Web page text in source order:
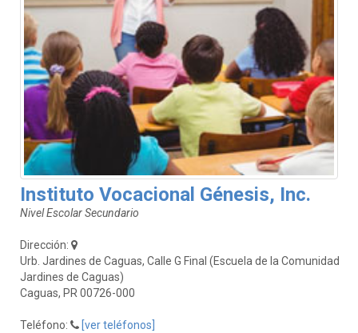
Instituto Vocacional Génesis, Inc.
Nivel Escolar Secundario
Dirección:
Urb. Jardines de Caguas, Calle G Final (Escuela de la Comunidad
Jardines de Caguas)
Caguas, PR 00726-000
Teléfono:
[ver teléfonos]